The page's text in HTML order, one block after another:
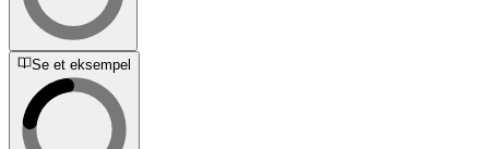
Se et eksempel